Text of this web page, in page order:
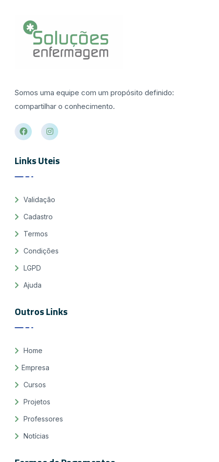
Somos uma equipe com um propósito definido:
compartilhar o conhecimento.
Links Uteis
Validação
Cadastro
Termos
Condições
LGPD
Ajuda
Outros Links
Home
Empresa
Cursos
Projetos
Professores
Notícias